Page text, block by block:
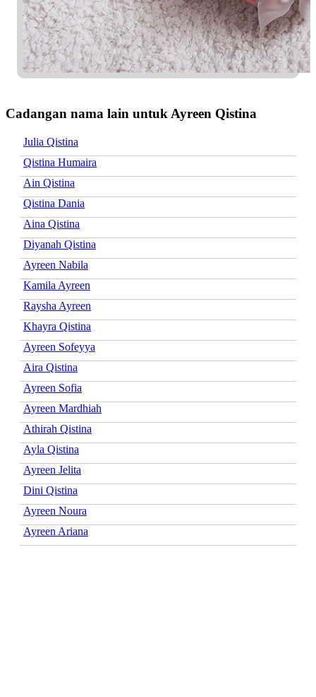
Cadangan nama lain untuk Ayreen Qistina
Julia Qistina
Qistina Humaira
Ain Qistina
Qistina Dania
Aina Qistina
Diyanah Qistina
Ayreen Nabila
Kamila Ayreen
Raysha Ayreen
Khayra Qistina
Ayreen Sofeyya
Aira Qistina
Ayreen Sofia
Ayreen Mardhiah
Athirah Qistina
Ayla Qistina
Ayreen Jelita
Dini Qistina
Ayreen Noura
Ayreen Ariana